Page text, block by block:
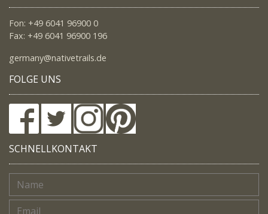
Fon: +49 6041 96900 0
Fax: +49 6041 96900 196
germany@nativetrails.de
FOLGE UNS
SCHNELLKONTAKT